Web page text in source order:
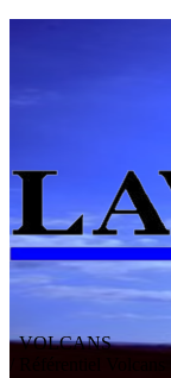
VOLCANS